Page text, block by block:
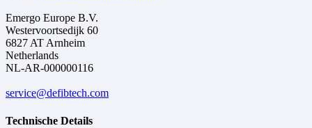
Emergo Europe B.V.
Westervoortsedijk 60
6827 AT Arnheim
Netherlands
NL-AR-000000116
service@defibtech.com
Technische Details